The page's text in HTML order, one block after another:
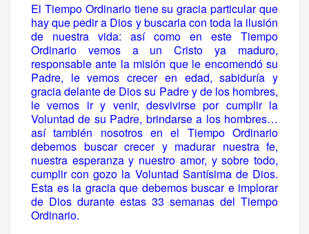
El Tiempo Ordinario tiene su gracia particular que
hay que pedir a Dios y buscarla con toda la ilusión
de nuestra vida: así como en este Tiempo
Ordinario vemos a un Cristo ya maduro,
responsable ante la misión que le encomendó su
Padre, le vemos crecer en edad, sabiduría y
gracia delante de Dios su Padre y de los hombres,
le vemos ir y venir, desvivirse por cumplir la
Voluntad de su Padre, brindarse a los hombres…
así también nosotros en el Tiempo Ordinario
debemos buscar crecer y madurar nuestra fe,
nuestra esperanza y nuestro amor, y sobre todo,
cumplir con gozo la Voluntad Santísima de Dios.
Esta es la gracia que debemos buscar e implorar
de Dios durante estas 33 semanas del Tiempo
Ordinario.